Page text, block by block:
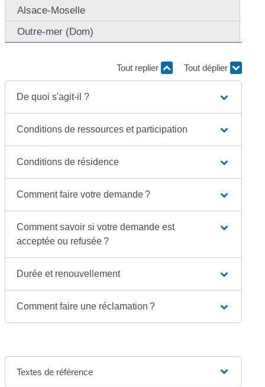
Alsace-Moselle
Outre-mer (Dom)
Tout replier Tout déplier
De quoi s'agit-il ?
Conditions de ressources et participation
Conditions de résidence
Comment faire votre demande ?
Comment savoir si votre demande est
acceptée ou refusée ?
Durée et renouvellement
Comment faire une réclamation ?
Textes de référence